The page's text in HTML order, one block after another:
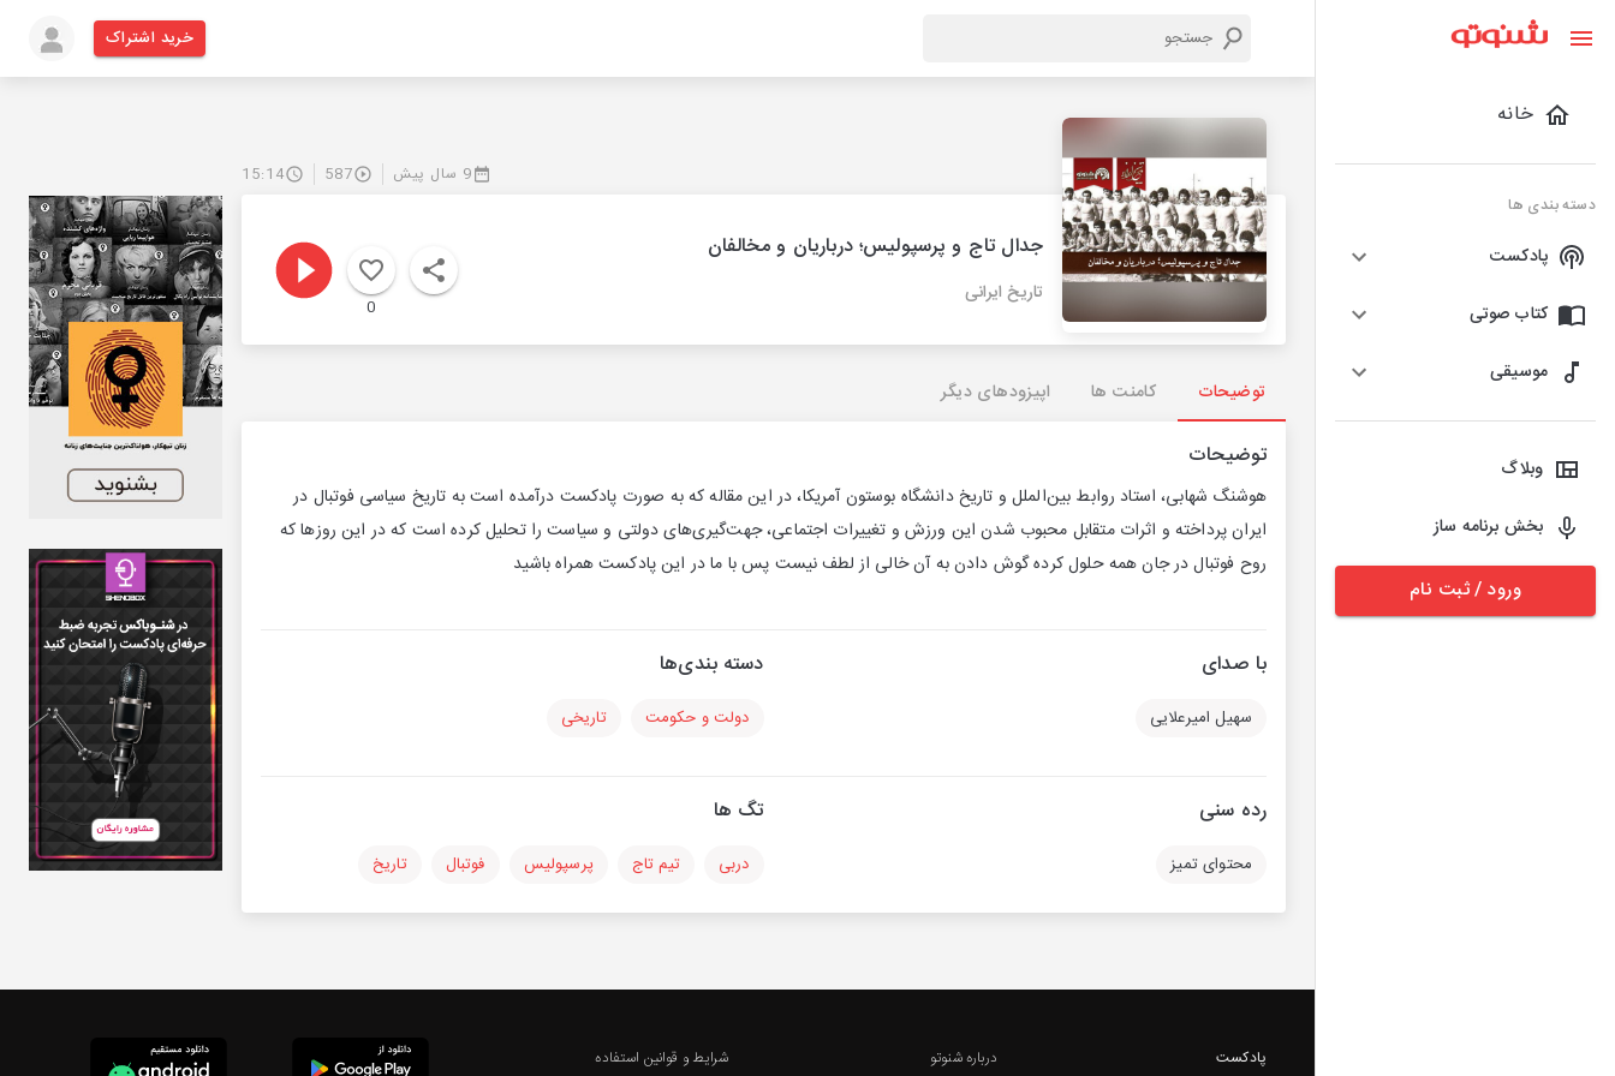
خانه
دسته بندی ها
پادکست
کتاب صوتی
موسیقی
وبلاگ
بخش برنامه ساز
ورود / ثبت نام
خرید اشتراک
9 سال پیش 587
15:14
جدال تاج و پرسپولیس؛ درباریان و مخالفان
تاریخ ایرانی
0
توضیحات کامنت ها اپیزودهای دیگر
توضیحات
هوشنگ شهابی، استاد روابط بین‌الملل و تاریخ دانشگاه بوستون آمریکا، در این مقاله که به صورت پادکست درآمده است به تاریخ سیاسی فوتبال در
ایران پرداخته و اثرات متقابل محبوب شدن این ورزش و تغییرات اجتماعی، جهت‌گیری‌های دولتی و سیاست را تحلیل کرده است که در این روزها که
روح فوتبال در جان همه حلول کرده گوش دادن به آن خالی از لطف نیست پس با ما در این پادکست همراه باشید
با صدای
سهیل امیرعلایی
دسته بندی‌ها
دولت و حکومت تاریخی
رده سنی
محتوای تمیز
تگ ها
دربی تیم تاج پرسپولیس فوتبال تاریخ
پادکست درباره شنوتو شرایط و قوانین استفاده